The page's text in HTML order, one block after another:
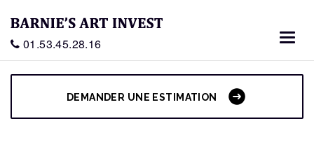
01.53.45.28.16
DEMANDER UNE ESTIMATION